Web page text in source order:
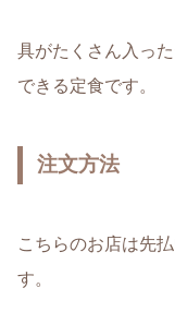
具がたくさん入っ
できる定食です。
注文方法
こちらのお店は先
す。